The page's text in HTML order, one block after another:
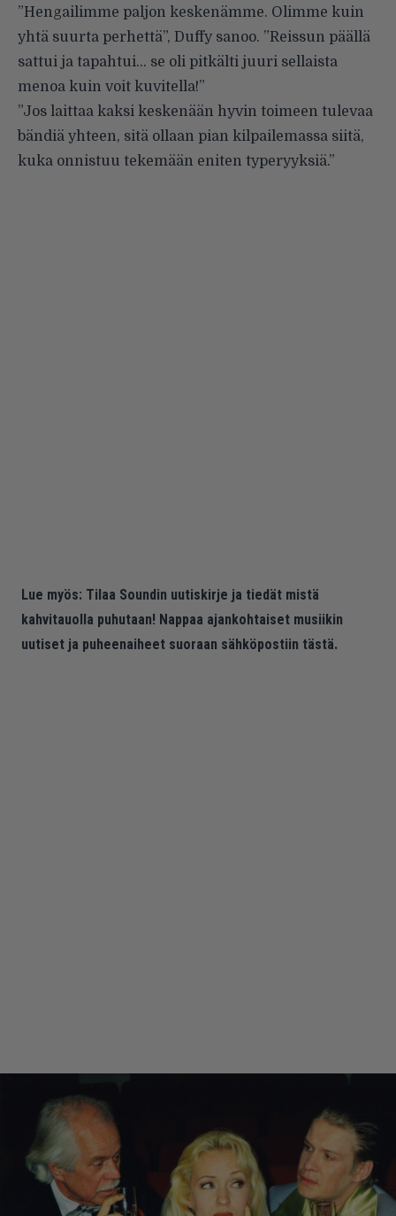
”Hengailimme paljon keskenämme. Olimme kuin
yhtä suurta perhettä”, Duffy sanoo. ”Reissun päällä
sattui ja tapahtui… se oli pitkälti juuri sellaista
menoa kuin voit kuvitella!”
”Jos laittaa kaksi keskenään hyvin toimeen tulevaa
bändiä yhteen, sitä ollaan pian kilpailemassa siitä,
kuka onnistuu tekemään eniten typeryyksiä.”
Lue myös: Tilaa Soundin uutiskirje ja tiedät mistä
kahvitauolla puhutaan! Nappaa ajankohtaiset musiikin
uutiset ja puheenaiheet suoraan sähköpostiin tästä.